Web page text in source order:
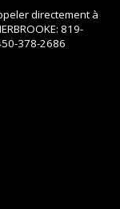
directement à
819-
378-2686